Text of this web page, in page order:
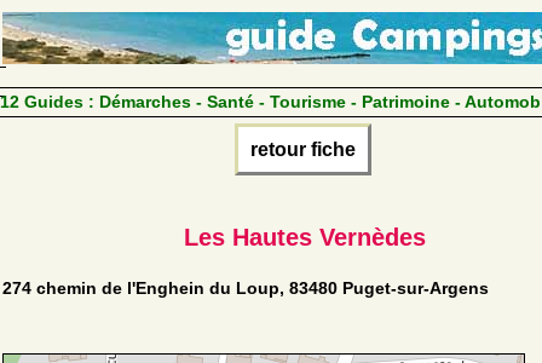
12 Guides : Démarches - Santé - Tourisme - Patrimoine -
retour fiche
Les Hautes Vernèdes
274 chemin de l'Enghein du Loup, 83480 Puget-sur-Argens